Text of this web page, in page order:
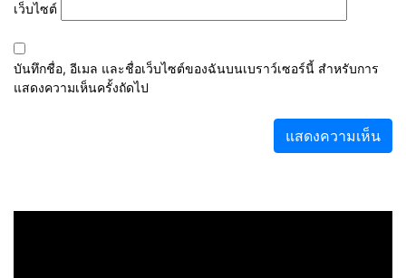
เว็บไซต์
บันทึกชื่อ, อีเมล และชื่อเว็บไซต์ของฉันบนเบราว์เซอร์นี้ สำหรับการ
แสดงความเห็นครั้งถัดไป